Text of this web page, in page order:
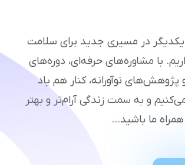
یکدیگر در مسیری جدید برای سلامت
با مشاوره‌های حرفه‌ای، دوره‌های
نوآورانه، کنار هم یاد
و به سمت زندگی آرام‌تر و بهتر
ما باشید...